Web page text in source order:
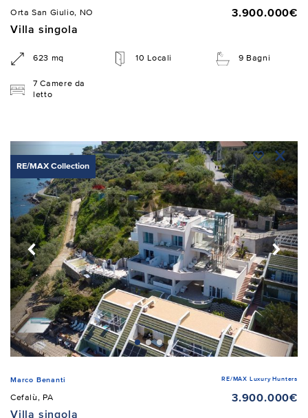
Orta San Giulio, NO
3.900.000€
Villa singola
623 mq 10 Locali 9 Bagni
7 Camere da
letto
RE/MAX Collection
Marco Benanti RE/MAX Luxury Hunters
Cefalù, PA
3.900.000€
Villa singola